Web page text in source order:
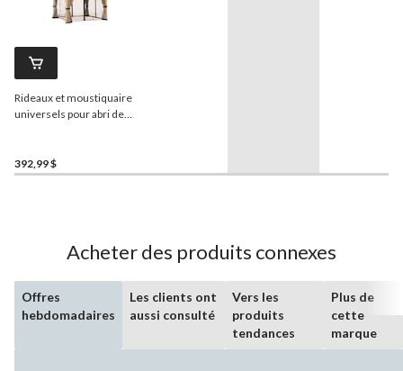
Rideaux et moustiquaire
universels pour abri de
392,99 $
Acheter des produits connexes
Offres
hebdomadaires
Les clients ont
aussi consulté
Vers les
produits
tendances
Plus de
cette
marque